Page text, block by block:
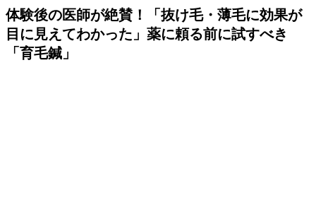
体験後の医師が絶賛！「抜け毛・薄毛に効果が
目に見えてわかった」薬に頼る前に試すべき
「育毛鍼」